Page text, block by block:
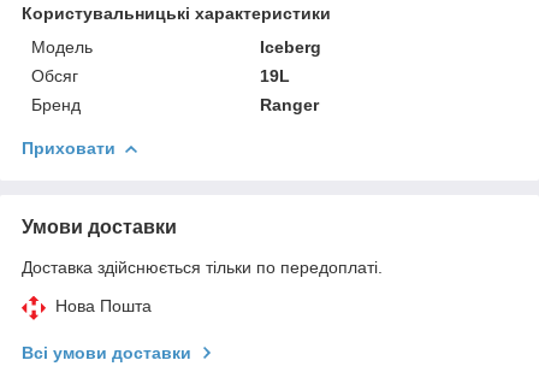
Користувальницькі характеристики
Модель
Iceberg
Обсяг
19L
Бренд
Ranger
Приховати
Умови доставки
Доставка здійснюється тільки по передоплаті.
Нова Пошта
Всі умови доставки